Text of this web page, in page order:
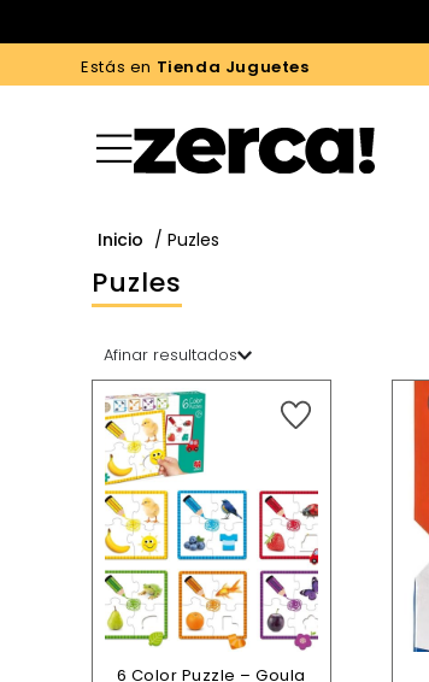
Estás en Tienda Juguetes
Inicio / Puzles
Puzles
Afinar resultados
6 Color Puzzle – Goula